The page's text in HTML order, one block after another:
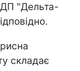
ДП "Дельта-
складає